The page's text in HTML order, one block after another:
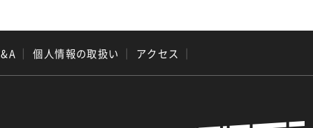
｜ 個人情報の取扱い ｜ アクセス ｜